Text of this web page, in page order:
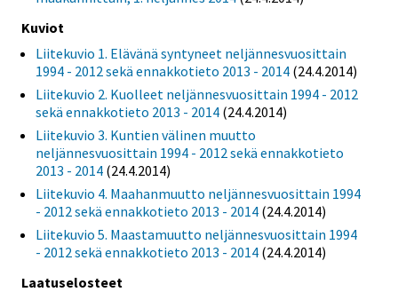
Kuviot
Liitekuvio 1. Elävänä syntyneet neljännesvuosittain
1994 - 2012 sekä ennakkotieto 2013 - 2014 (24.4.2014)
Liitekuvio 2. Kuolleet neljännesvuosittain 1994 - 2012
sekä ennakkotieto 2013 - 2014 (24.4.2014)
Liitekuvio 3. Kuntien välinen muutto
neljännesvuosittain 1994 - 2012 sekä ennakkotieto
2013 - 2014 (24.4.2014)
Liitekuvio 4. Maahanmuutto neljännesvuosittain 1994
- 2012 sekä ennakkotieto 2013 - 2014 (24.4.2014)
Liitekuvio 5. Maastamuutto neljännesvuosittain 1994
- 2012 sekä ennakkotieto 2013 - 2014 (24.4.2014)
Laatuselosteet